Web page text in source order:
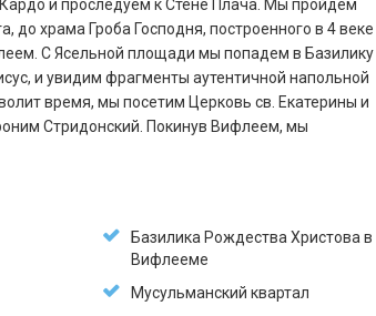
и проследуем к Стене Плача. Мы пройдем
до храма Гроба Господня, построенного в 4 веке
С Ясельной площади мы попадем в Базилику
и увидим фрагменты аутентичной напольной
время, мы посетим Церковь св. Екатерины и
Стридонский. Покинув Вифлеем, мы
Базилика Рождества Христова в
Вифлееме
Мусульманский квартал